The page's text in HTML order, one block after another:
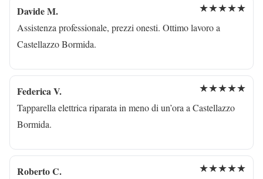
Davide M. ★★★★★
Assistenza professionale, prezzi onesti. Ottimo lavoro a
Castellazzo Bormida.
Federica V. ★★★★★
Tapparella elettrica riparata in meno di un’ora a Castellazzo
Bormida.
Roberto C. ★★★★★